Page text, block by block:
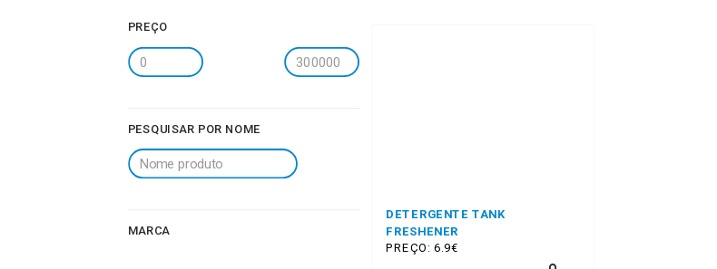
PREÇO
PESQUISAR POR NOME
MARCA
DETERGENTE TANK
FRESHENER
PREÇO: 6.9€